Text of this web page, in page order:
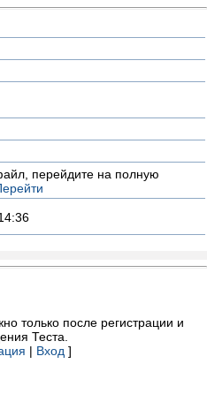
перейдите на полную
только после регистрации и
Теста.
| Вход ]